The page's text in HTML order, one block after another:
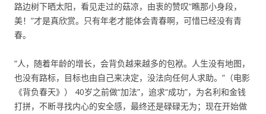
路边树下晒太阳，看见走过的菇凉，由衷的赞叹“瞧那小身段，
美！”才是真欣赏。只有年老才能体会青春啊，可惜已经没有青
春。
“人，随着年龄的增长，会背负越来越多的包袱。人生没有地图，
也没有路标，目标也由自己来决定，没法向任何人求助。”（电影
《背负春天》） 40岁之前做“加法”，追求“成功”，为名利和金钱
打拼，不断寻找内心的安全感，最终还是碌碌无为；现在开始做